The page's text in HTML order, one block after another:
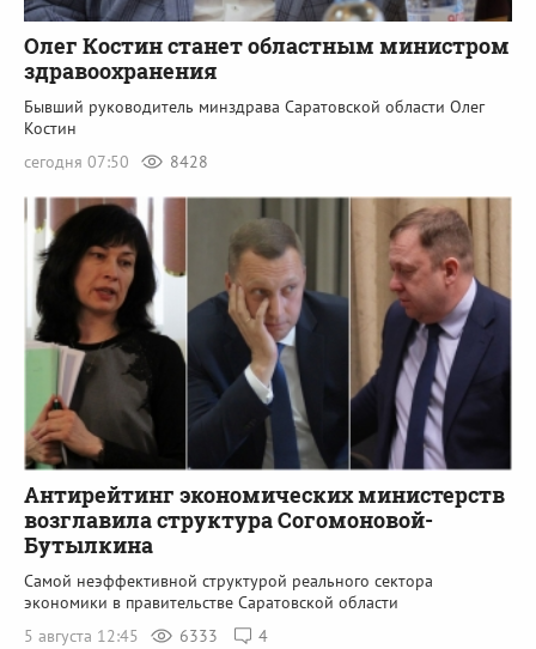
Олег Костин станет областным министром
здравоохранения
Бывший руководитель минздрава Саратовской области Олег
Костин
сегодня 07:50
8428
Антирейтинг экономических министерств
возглавила структура Согомоновой-
Бутылкина
Самой неэффективной структурой реального сектора
экономики в правительстве Саратовской области
5 августа 12:45
6333 4